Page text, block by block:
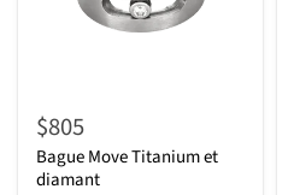
$805
Bague Move Titanium et
diamant